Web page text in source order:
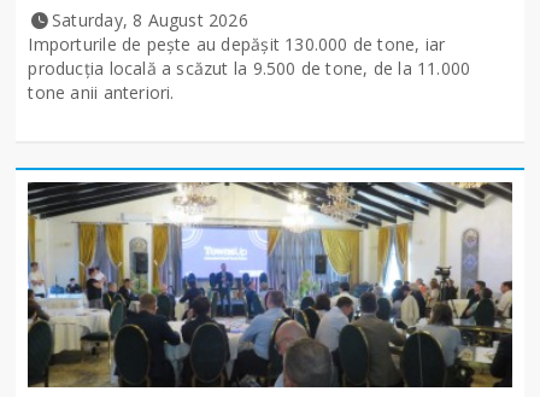
Saturday, 8 August 2026
Importurile de peşte au depăşit 130.000 de tone, iar
producţia locală a scăzut la 9.500 de tone, de la 11.000
tone anii anteriori.